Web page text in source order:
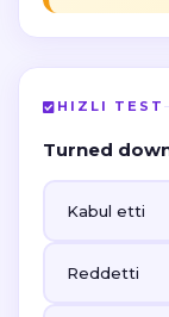
HIZLI TEST
Turned
Kabul etti
Reddetti